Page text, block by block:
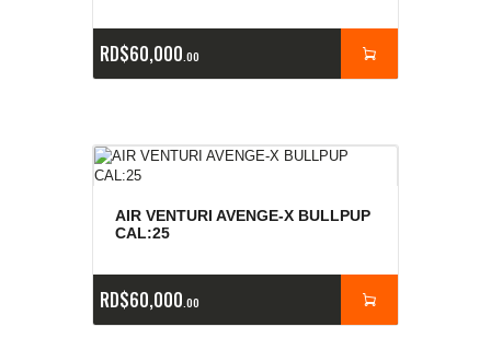
RD$60,000 00
AIR VENTURI AVENGE-X BULLPUP
CAL:25
RD$60,000 00